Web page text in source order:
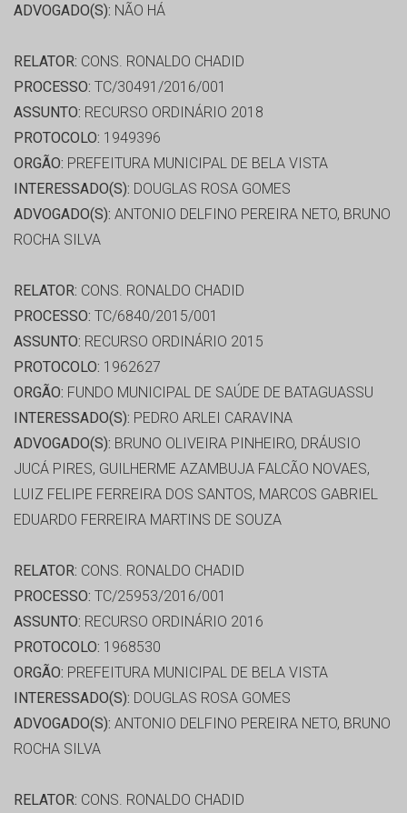
ADVOGADO(S): NÃO HÁ
RELATOR: CONS. RONALDO CHADID
PROCESSO: TC/30491/2016/001
ASSUNTO: RECURSO ORDINÁRIO 2018
PROTOCOLO: 1949396
ORGÃO: PREFEITURA MUNICIPAL DE BELA VISTA
INTERESSADO(S): DOUGLAS ROSA GOMES
ADVOGADO(S): ANTONIO DELFINO PEREIRA NETO, BRUNO
ROCHA SILVA
RELATOR: CONS. RONALDO CHADID
PROCESSO: TC/6840/2015/001
ASSUNTO: RECURSO ORDINÁRIO 2015
PROTOCOLO: 1962627
ORGÃO: FUNDO MUNICIPAL DE SAÚDE DE BATAGUASSU
INTERESSADO(S): PEDRO ARLEI CARAVINA
ADVOGADO(S): BRUNO OLIVEIRA PINHEIRO, DRÁUSIO
JUCÁ PIRES, GUILHERME AZAMBUJA FALCÃO NOVAES,
LUIZ FELIPE FERREIRA DOS SANTOS, MARCOS GABRIEL
EDUARDO FERREIRA MARTINS DE SOUZA
RELATOR: CONS. RONALDO CHADID
PROCESSO: TC/25953/2016/001
ASSUNTO: RECURSO ORDINÁRIO 2016
PROTOCOLO: 1968530
ORGÃO: PREFEITURA MUNICIPAL DE BELA VISTA
INTERESSADO(S): DOUGLAS ROSA GOMES
ADVOGADO(S): ANTONIO DELFINO PEREIRA NETO, BRUNO
ROCHA SILVA
RELATOR: CONS. RONALDO CHADID